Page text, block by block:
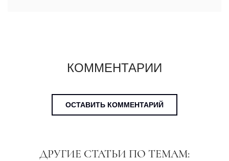
КОММЕНТАРИИ
ОСТАВИТЬ КОММЕНТАРИЙ
ДРУГИЕ СТАТЬИ ПО ТЕМАМ: